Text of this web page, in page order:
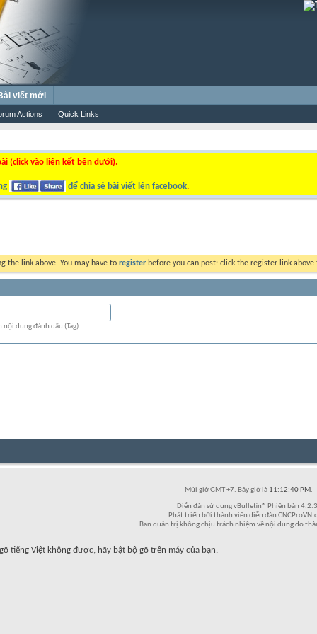
Actions Quick Links
viết mới
(click vào liên kết bên dưới).
để chia sẻ bài viết lên facebook.
the link above. You may have to register before you can post: click the register link
nội dung đánh dấu (Tag)
Múi giờ GMT +7. Bây giờ là 11:12:40 PM.
Diễn đàn sử dụng vBulletin® Phiên bản
Phát triển bởi thành viên diễn đàn
Ban quản trị không chịu trách nhiệm về nội dung do
tiếng Việt không được, hãy bật bộ gõ trên máy của bạn.